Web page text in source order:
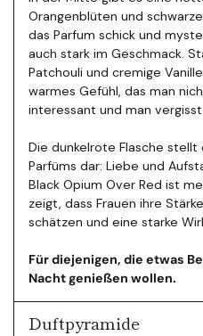
Orangenblüten und
das Parfum schick und
auch stark im Geschmack.
Patchouli und cremige
warmes Gefühl, das man
interessant und man
Die dunkelrote Flasche
Parfüms dar: Liebe und
Black Opium Over Red ist
zeigt, dass Frauen ihre
schätzen und eine starke
Für diejenigen, die etwas
Nacht genießen wollen.
Duftpyramide